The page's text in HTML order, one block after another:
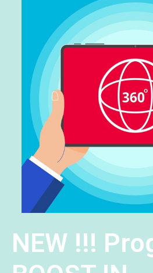
NEW !!!